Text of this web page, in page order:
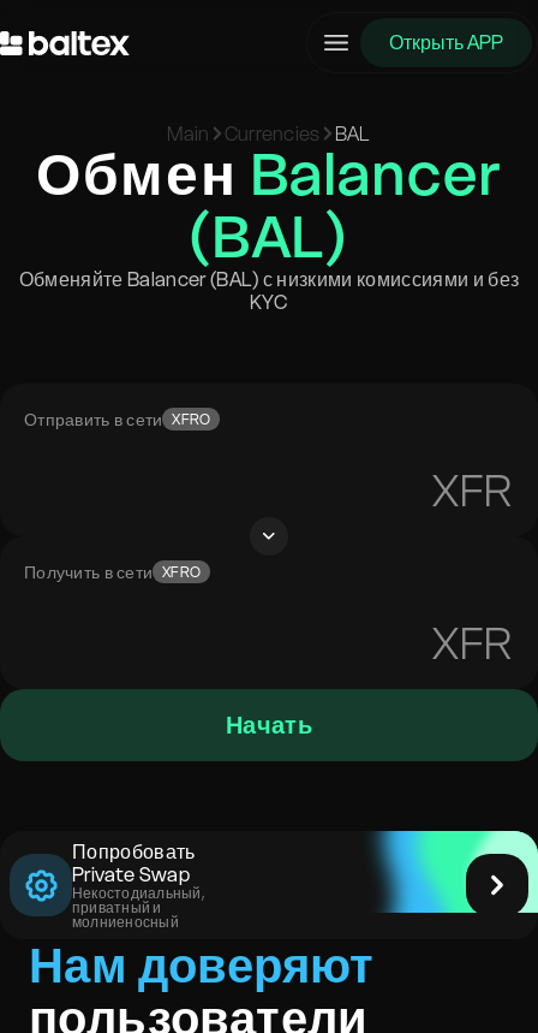
Открыть APP
Main Currencies BAL
Обмен Balancer
(BAL)
Обменяйте Balancer (BAL) с низкими комиссиями и без
KYC
Отправить в сети XFRO
XFR
Получить в сети XFRO
XFR
Начать
Попробовать
Private Swap
Некостодиальный,
приватный и
молниеносный
Нам доверяют
пользователи